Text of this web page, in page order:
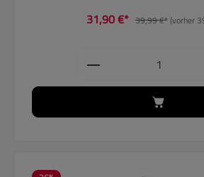
31,90 €* 39,99 €*(vorher
Produkt Anzahl: